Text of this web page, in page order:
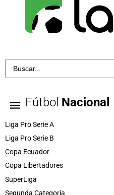
Fútbol Nacional
Liga Pro Serie A
Liga Pro Serie B
Copa Ecuador
Copa Libertadores
SuperLiga
Segunda Categoría